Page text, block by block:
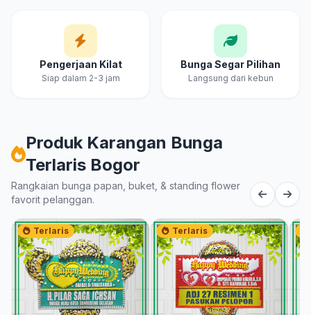
Pengerjaan Kilat
Siap dalam 2-3 jam
Bunga Segar Pilihan
Langsung dari kebun
Produk Karangan Bunga
Terlaris Bogor
Rangkaian bunga papan, buket, & standing flower
favorit pelanggan.
Terlaris Terlaris